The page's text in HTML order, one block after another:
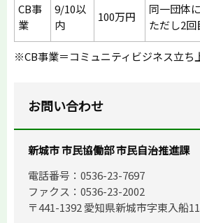
CB事
業
9/10以
内
100万円
同一団体
ただし2
※CB事業＝コミュニティビジネス立ち
お問い合わせ
新城市 市民協働部 市民自治推進課
電話番号：0536-23-7697
ファクス：0536-23-2002
〒441-1392 愛知県新城市字東入船